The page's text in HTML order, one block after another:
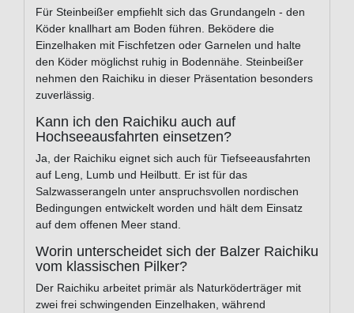
Für Steinbeißer empfiehlt sich das Grundangeln - den
Köder knallhart am Boden führen. Beködere die
Einzelhaken mit Fischfetzen oder Garnelen und halte
den Köder möglichst ruhig in Bodennähe. Steinbeißer
nehmen den Raichiku in dieser Präsentation besonders
zuverlässig.
Kann ich den Raichiku auch auf
Hochseeausfahrten einsetzen?
Ja, der Raichiku eignet sich auch für Tiefseeausfahrten
auf Leng, Lumb und Heilbutt. Er ist für das
Salzwasserangeln unter anspruchsvollen nordischen
Bedingungen entwickelt worden und hält dem Einsatz
auf dem offenen Meer stand.
Worin unterscheidet sich der Balzer Raichiku
vom klassischen Pilker?
Der Raichiku arbeitet primär als Naturköderträger mit
zwei frei schwingenden Einzelhaken, während